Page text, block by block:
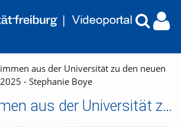
aus der Universität zu den neuen
- Stephanie Boye
Sechs Stimmen aus der Universität zu den neuen Führungsleitlinien 2025 - Stephanie Boye